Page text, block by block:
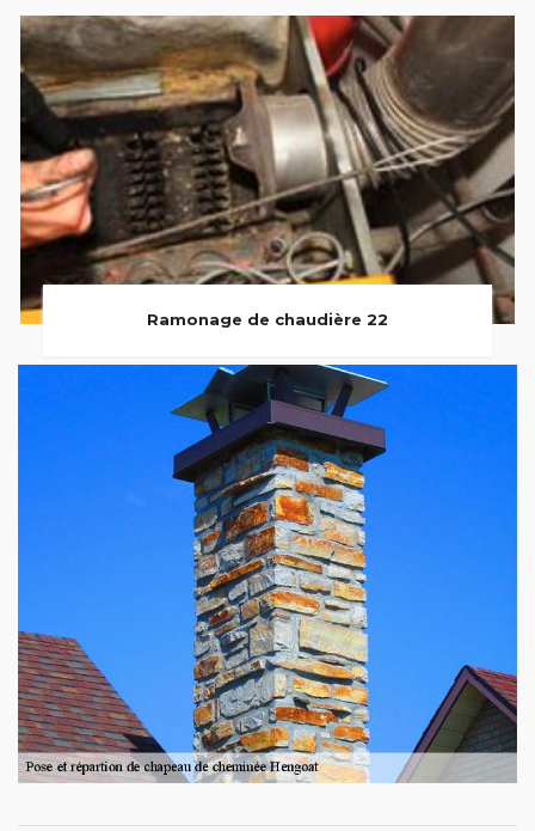
Ramonage de chaudière 22